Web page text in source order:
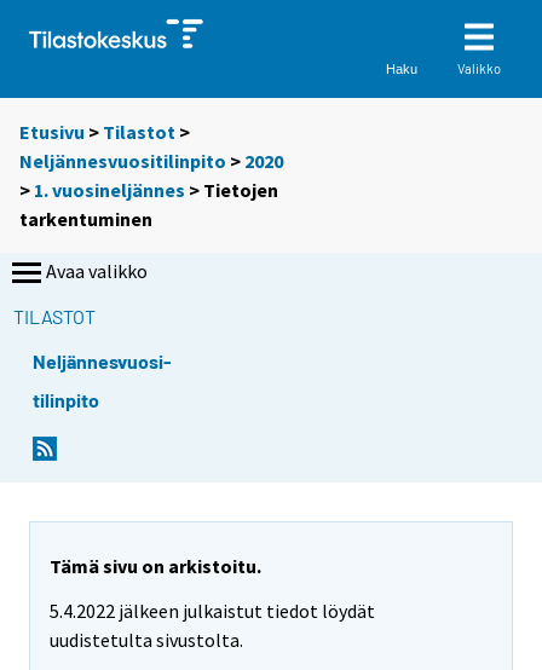
Haku Valikko
Etusivu > Tilastot >
Neljännesvuositilinpito > 2020
> 1. vuosineljännes > Tietojen
tarkentuminen
Avaa valikko
TILASTOT
Neljännesvuosi-
tilinpito
Tämä sivu on arkistoitu.
5.4.2022 jälkeen julkaistut tiedot löydät
uudistetulta sivustolta.